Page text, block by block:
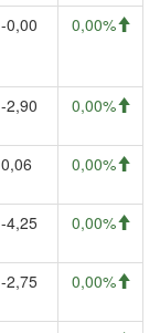
-0,00 0,00%
-2,90 0,00%
0,06 0,00%
-4,25 0,00%
-2,75 0,00%